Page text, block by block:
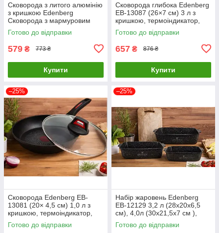
Сковорода з литого алюмінію
з кришкою Edenberg
Сковорода з мармуровим
покриттям індукційне дно
Готово до відправки
579 ₴ 773 ₴
Купити
Сковорода глибока Edenberg
EB-13087 (26×7 см) 3 л з
кришкою, термоіндикатор,
антипригарне покриття
Готово до відправки
657 ₴ 876 ₴
Купити
–25%
Сковорода Edenberg EB-
13081 (20× 4,5 см) 1,0 л з
кришкою, термоіндикатор,
антипригарне покриття
Готово до відправки
–25%
Набір жаровень Edenberg
EB-12129 3,2 л (28x20x6,5
см), 4,0л (30x21,5x7 см ),
4,7л(32x23x7,5 см)
алюмінієві антипригарні
Готово до відправки